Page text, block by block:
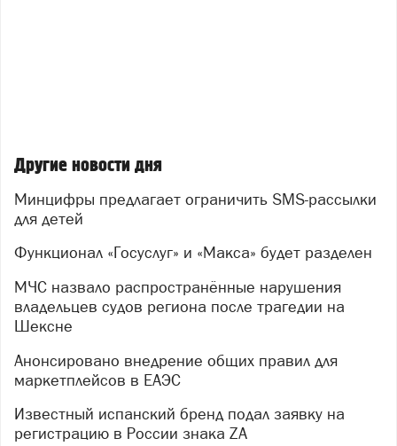
Другие новости дня
Минцифры предлагает ограничить SMS-рассылки
для детей
Функционал «Госуслуг» и «Макса» будет разделен
МЧС назвало распространённые нарушения
владельцев судов региона после трагедии на
Шексне
Анонсировано внедрение общих правил для
маркетплейсов в ЕАЭС
Известный испанский бренд подал заявку на
регистрацию в России знака ZA